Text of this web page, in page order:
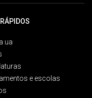
ua
e escolas